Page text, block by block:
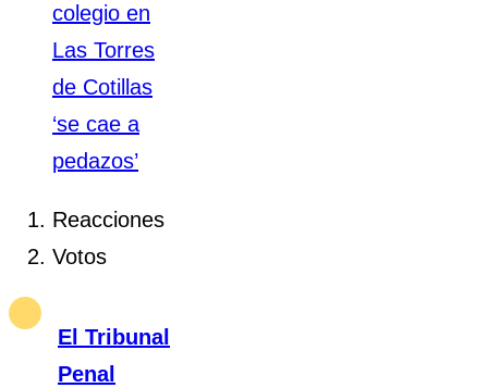
colegio en
Las Torres
de Cotillas
‘se cae a
pedazos’
Reacciones
Votos
El Tribunal
Penal